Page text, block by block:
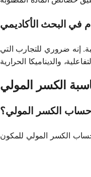
في البحث الأكاديمي
إنه ضروري للتجارب التي
الكسر المولي
الكسر المولي؟